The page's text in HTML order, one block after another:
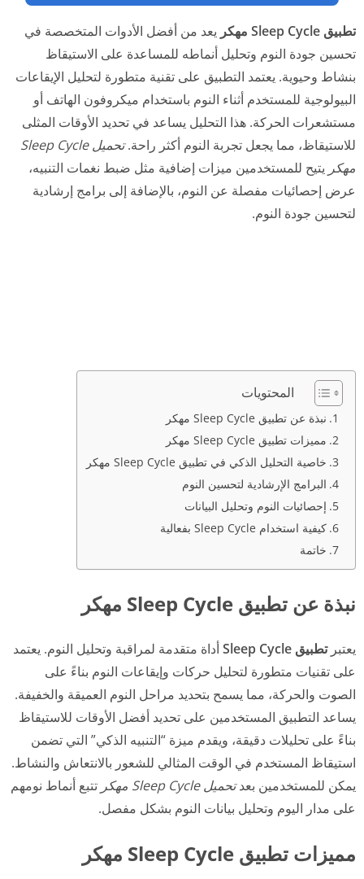
تطبيق Sleep Cycle مهكر
يعد من أفضل الأدوات المتخصصة في
تحسين جودة النوم وتحليل أنماطه للمساعدة على الاستيقاظ
بنشاط وحيوية. يعتمد التطبيق على تقنية متطورة لتحليل الإيقاعات
البيولوجية للمستخدم أثناء النوم باستخدام ميكروفون الهاتف أو
مستشعرات الحركة. هذا التحليل يساعد في تحديد الأوقات المثلى
للاستيقاظ، مما يجعل تجربة النوم أكثر راحة.
تحميل Sleep Cycle
مهكر يتيح للمستخدمين ميزات إضافية مثل ضبط نغمات التنبيه،
عرض إحصائيات مفصلة عن النوم، بالإضافة إلى برامج إرشادية
لتحسين جودة النوم.
المحتويات
نبذة عن تطبيق Sleep Cycle مهكر
مميزات تطبيق Sleep Cycle مهكر
خاصية التحليل الذكي في تطبيق Sleep Cycle مهكر
البرامج الإرشادية لتحسين النوم
إحصائيات النوم وتحليل البيانات
كيفية استخدام Sleep Cycle بفعالية
خاتمة
نبذة عن تطبيق Sleep Cycle مهكر
يعتبرتطبيق Sleep Cycle
أداة متقدمة لمراقبة وتحليل النوم. يعتمد
على تقنيات متطورة لتحليل حركات وإيقاعات النوم بناءً على
الصوت والحركة، مما يسمح بتحديد مراحل النوم العميقة والخفيفة.
يساعد التطبيق المستخدمين على تحديد أفضل الأوقات للاستيقاظ
بناءً على تحليلات دقيقة، ويقدم ميزة “التنبيه الذكي” التي تضمن
استيقاظ المستخدم في الوقت المثالي للشعور بالانتعاش والنشاط.
يمكن للمستخدمين بعدتحميل Sleep Cycle مهكر
تتبع أنماط نومهم
على مدار اليوم وتحليل بيانات النوم بشكل مفصل.
مميزات تطبيق Sleep Cycle مهكر